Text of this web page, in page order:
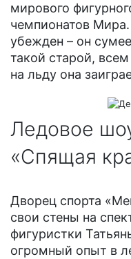
мирового
чемпионатов
убежден – он
такой старой,
на льду она
Ледовое
«Спящая
Дворец спорта
свои стены на
фигуристки
огромный опыт в